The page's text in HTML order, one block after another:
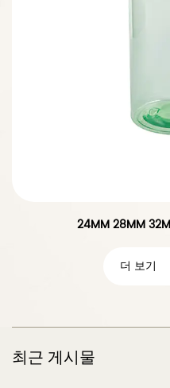
24MM 28MM
더 보기
최근 게시물